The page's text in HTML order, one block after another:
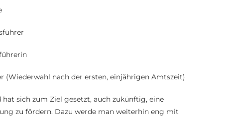
(Wiederwahl nach der ersten, einjährigen Amtszeit)
sich zum Ziel gesetzt, auch zukünftig, eine
zu fördern. Dazu werde man weiterhin eng mit